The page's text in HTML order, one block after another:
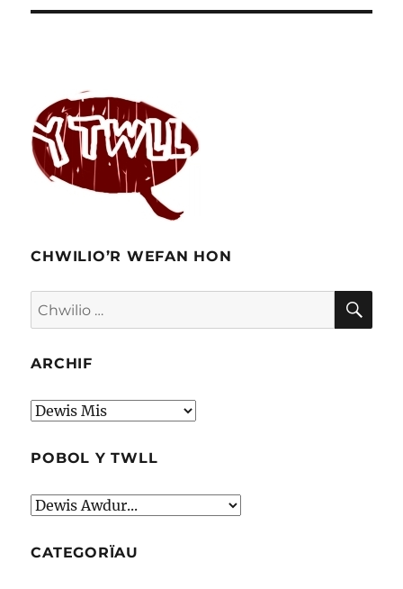
CHWILIO’R WEFAN HON
Chwilio
am:
ARCHIF
Archif
POBOL Y TWLL
CATEGORÏAU